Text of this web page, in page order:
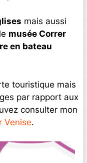
mais aussi
musée Correr
en bateau
touristique mais
par rapport aux
consulter mon
Venise.